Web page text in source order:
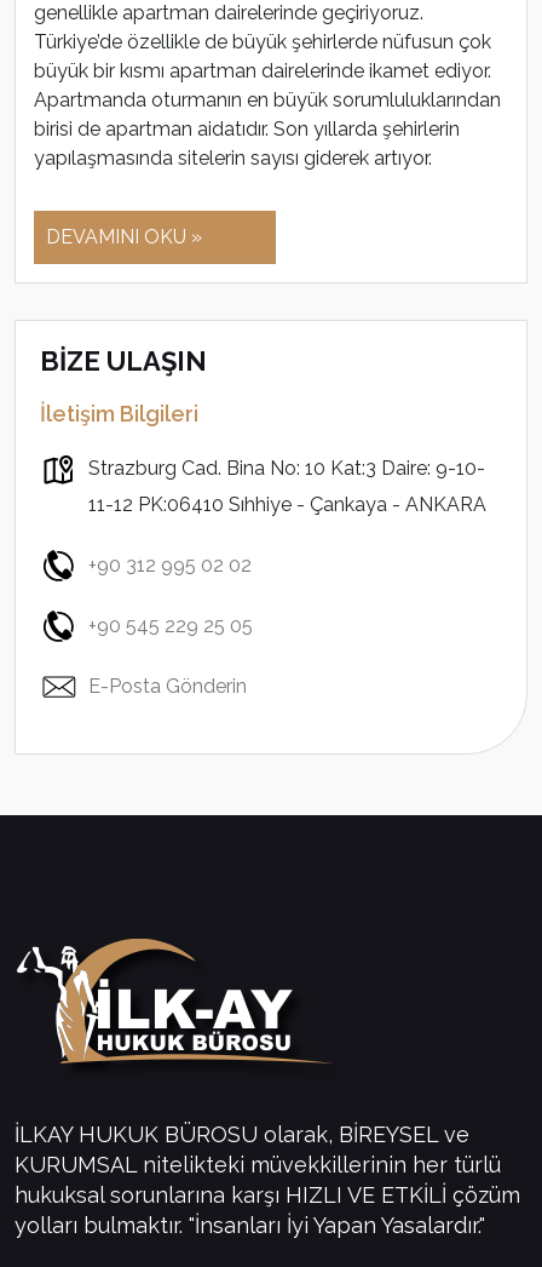
genellikle apartman dairelerinde geçiriyoruz.
Türkiye’de özellikle de büyük şehirlerde nüfusun çok
büyük bir kısmı apartman dairelerinde ikamet ediyor.
Apartmanda oturmanın en büyük sorumluluklarından
birisi de apartman aidatıdır. Son yıllarda şehirlerin
yapılaşmasında sitelerin sayısı giderek artıyor.
DEVAMINI OKU »
BİZE ULAŞIN
İletişim Bilgileri
Strazburg Cad. Bina No: 10 Kat:3 Daire: 9-10-
11-12 PK:06410 Sıhhiye - Çankaya - ANKARA
+90 312 995 02 02
+90 545 229 25 05
E-Posta Gönderin
İLKAY HUKUK BÜROSU olarak, BİREYSEL ve
KURUMSAL nitelikteki müvekkillerinin her türlü
hukuksal sorunlarına karşı HIZLI VE ETKİLİ çözüm
yolları bulmaktır. "İnsanları İyi Yapan Yasalardır."